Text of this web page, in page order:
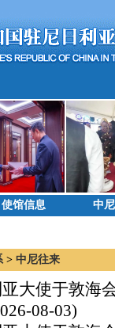
使馆信息 中
> 中尼往来
大使于敦海
08-03)